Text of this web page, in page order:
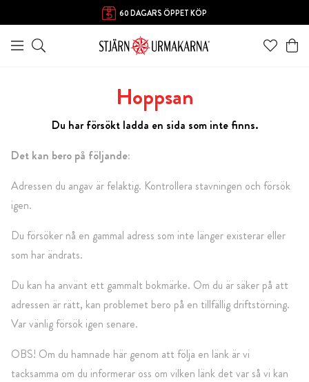
60 DAGARS ÖPPET KÖP
Hoppsan
Du har försökt ladda en sida som inte finns.
Det kan bero på följande:
Adressen du angav är felaktig. Kontrollera stavningen och försök
igen.
Du försöker nå en gammal adress som inte länger existerar eller
som har ändrats.
Du kan ha använt ett gammalt bokmärke. Om du är säker på att
adressen är rätt, kan problemet bero på en tillfällig driftstörning.
Var vänlig försök igen senare.
OBS! Om du hamnade här genom att följa en länk är vi
tacksamma om du informerar oss om vilken länk det var så vi kan